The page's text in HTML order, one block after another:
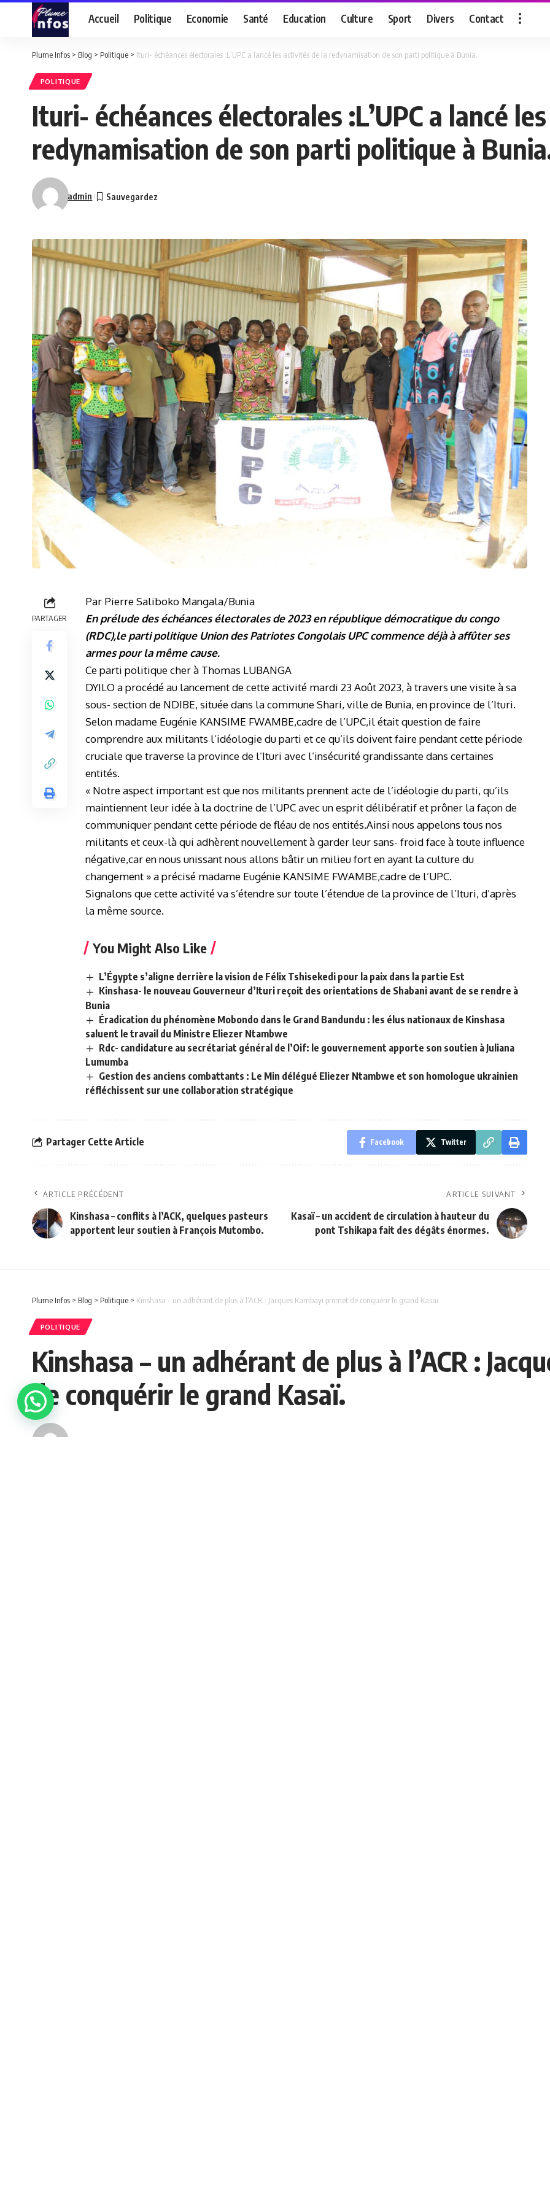
Accueil Politique Economie Santé Education Culture Sport Divers Contact
Plume Infos > Blog > Politique > Ituri- échéances électorales :L’UPC a lancé les activités de la redynamisation de son parti politique à Bunia.
POLITIQUE
Ituri- échéances électorales :L’UPC a lancé
redynamisation de son parti politique à
admin
PARTAGER
Par Pierre Saliboko Mangala/Bunia
En prélude des échéances électorales de 2023 en république démocratique du congo
(RDC),le parti politique Union des Patriotes Congolais UPC commence déjà à affûter ses
armes pour la même cause.
Ce parti politique cher à Thomas LUBANGA
DYILO a procédé au lancement de cette activité mardi 23 Août 2023, à travers une visite à sa
sous- section de NDIBE, située dans la commune Shari, ville de Bunia, en province de l’Ituri.
Selon madame Eugénie KANSIME FWAMBE,cadre de l’UPC,il était question de faire
comprendre aux militants l’idéologie du parti et ce qu’ils doivent faire pendant cette période
cruciale que traverse la province de l’Ituri avec l’insécurité grandissante dans certaines
entités.
« Notre aspect important est que nos militants prennent acte de l’idéologie du parti, qu’ils
maintiennent leur idée à la doctrine de l’UPC avec un esprit délibératif et prôner la façon de
communiquer pendant cette période de fléau de nos entités.Ainsi nous appelons tous nos
militants et ceux-là qui adhèrent nouvellement à garder leur sans- froid face à toute influence
négative,car en nous unissant nous allons bâtir un milieu fort en ayant la culture du
changement » a précisé madame Eugénie KANSIME FWAMBE,cadre de l’UPC.
Signalons que cette activité va s’étendre sur toute l’étendue de la province de l’Ituri, d’après
la même source.
You Might Also Like
L’Égypte s’aligne derrière la vision de Félix Tshisekedi pour la paix dans la partie Est
Kinshasa- le nouveau Gouverneur d’Ituri reçoit des orientations de Shabani avant de se rendre à
Bunia
Éradication du phénomène Mobondo dans le Grand Bandundu : les élus nationaux de Kinshasa
saluent le travail du Ministre Eliezer Ntambwe
Rdc- candidature au secrétariat général de l’Oif: le gouvernement apporte son soutien à Juliana
Lumumba
Gestion des anciens combattants : Le Min délégué Eliezer Ntambwe et son homologue ukrainien
réfléchissent sur une collaboration stratégique
Partager Cette Article Facebook Twitter
ARTICLE PRÉCÉDENT
Kinshasa – conflits à l’ACK, quelques pasteurs
apportent leur soutien à François Mutombo.
ARTICLE SUIVANT
Kasaï – un accident de circulation à hauteur du
pont Tshikapa fait des dégâts énormes.
Plume Infos > Blog > Politique > Kinshasa – un adhérant de plus à l’ACR : Jacques Kambayi promet de conquérir le grand Kasaï.
POLITIQUE
Kinshasa – un adhérant de plus à l’ACR :
de conquérir le grand Kasaï.